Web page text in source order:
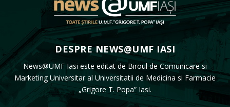
DESPRE NEWS@UMF IASI
News@UMF Iasi este editat de Biroul de Comunicare si
Marketing Universitar al Universitatii de Medicina si Farmacie
„Grigore T. Popa” Iasi.